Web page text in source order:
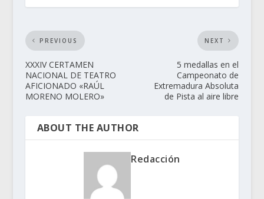
PREVIOUS
XXXIV CERTAMEN
NACIONAL DE TEATRO
AFICIONADO «RAÚL
MORENO MOLERO»
NEXT
5 medallas en el
Campeonato de
Extremadura Absoluta
de Pista al aire libre
ABOUT THE AUTHOR
Redacción